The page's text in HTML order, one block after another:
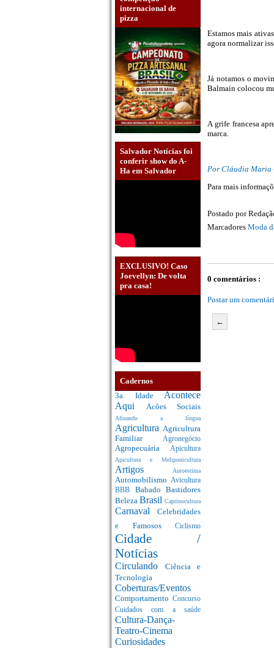
internacional de
pizza
Salvador Notícias foi
conferir show do A-
Ha em Salvador
EXCLUSIVO! Caso
Joevellyn: De volta
pra casa!
Cadernos
3a. Idade Acontece
Aqui Acões Sociais
Afinando a língua
Agricultura Agricultura
Familiar Agronegócio
Agropecuária Apicultura
Apicultura e Meliponicultura
Artigos Autoestima
Automobilismo Avicultura
BBB Babado Bastidores
Beleza Brasil Caprinocultura
Carnaval Celebridades
e Famosos Ciclismo
Cidade /
Notícias
Circulando Ciência e
Tecnologia
Coberturas/Eventos
Comportamento Concurso
Cuidados com a saúde
Cultura-Dança-
Teatro-Cinema
Curiosidades
Estamos mais
agora normalizar
Já notamos o
Balmain colocou
A grife francesa
marca.
Por Cláudia Maria
Para mais
Postado por
Marcadores Moda
0 comentários :
Postar um
←